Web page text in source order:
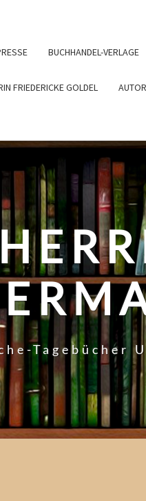
BUCHHANDEL-VERLAGE
FRIEDERICKE GOLDEL
Tagebücher